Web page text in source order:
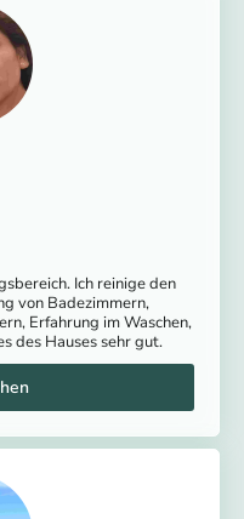
Ich reinige den
von Badezimmern,
Erfahrung im Waschen,
des Hauses sehr gut.